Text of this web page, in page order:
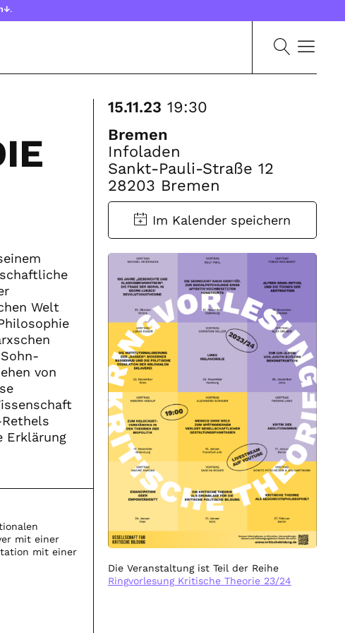
.
Welt
von
Erklärung
mit einer
mit einer
15.11.23 19:30
Bremen
Infoladen
Sankt-Pauli-Straße 12
28203 Bremen
Die Veranstaltung ist Teil der Reihe
Ringvorlesung Kritische Theorie 23/24